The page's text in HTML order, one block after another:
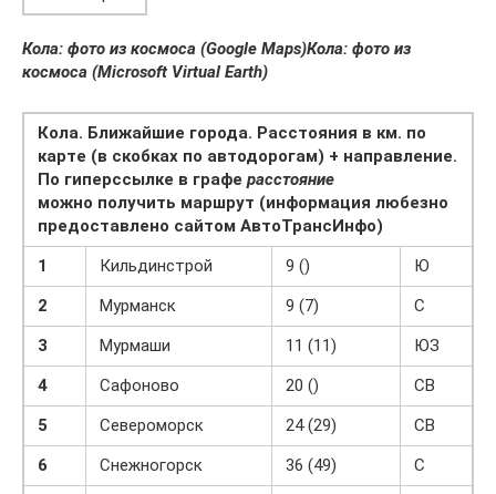
Кола: фото из космоса (Google Maps)Кола: фото из
космоса (Microsoft Virtual Earth)
Кола. Ближайшие города. Расстояния в км. по
карте (в скобках по автодорогам) + направление.
По гиперссылке в графе расстояние
можно получить маршрут (информация любезно
предоставлено сайтом АвтоТрансИнфо)
1
Кильдинстрой 9 ()
Ю
2
Мурманск 9 (7)
С
3
Мурмаши 11 (11)
ЮЗ
4
Сафоново 20 ()
СВ
5
Североморск 24 (29)
СВ
6
Снежногорск 36 (49)
С